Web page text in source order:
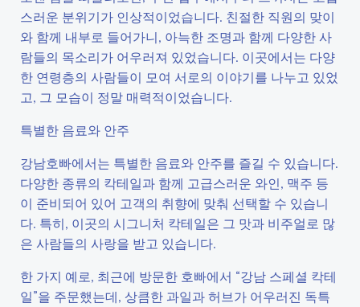
스러운 분위기가 인상적이었습니다. 친절한 직원의 맞이
와 함께 내부로 들어가니, 아늑한 조명과 함께 다양한 사
람들의 목소리가 어우러져 있었습니다. 이곳에서는 다양
한 연령층의 사람들이 모여 서로의 이야기를 나누고 있었
고, 그 모습이 정말 매력적이었습니다.
특별한 음료와 안주
강남호빠에서는 특별한 음료와 안주를 즐길 수 있습니다.
다양한 종류의 칵테일과 함께 고급스러운 와인, 맥주 등
이 준비되어 있어 고객의 취향에 맞춰 선택할 수 있습니
다. 특히, 이곳의 시그니처 칵테일은 그 맛과 비주얼로 많
은 사람들의 사랑을 받고 있습니다.
한 가지 예로, 최근에 방문한 호빠에서 “강남 스페셜 칵테
일”을 주문했는데, 상큼한 과일과 허브가 어우러진 독특